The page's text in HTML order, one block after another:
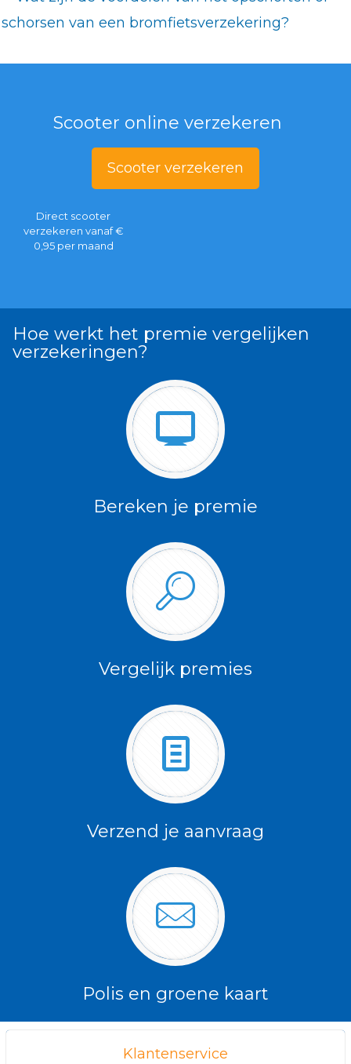
schorsen van een bromfietsverzekering?
Scooter online verzekeren
Scooter verzekeren
Direct scooter
verzekeren vanaf €
0,95 per maand
Hoe werkt het premie vergelijken
verzekeringen?
Bereken je premie
Vergelijk premies
Verzend je aanvraag
Polis en groene kaart
Klantenservice